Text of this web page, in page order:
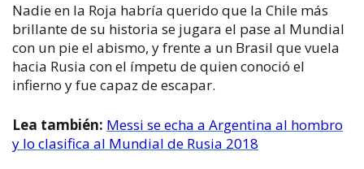
Nadie en la Roja habría querido que la Chile más
brillante de su historia se jugara el pase al Mundial
con un pie el abismo, y frente a un Brasil que vuela
hacia Rusia con el ímpetu de quien conoció el
infierno y fue capaz de escapar.
Lea también: Messi se echa a Argentina al hombro
y lo clasifica al Mundial de Rusia 2018